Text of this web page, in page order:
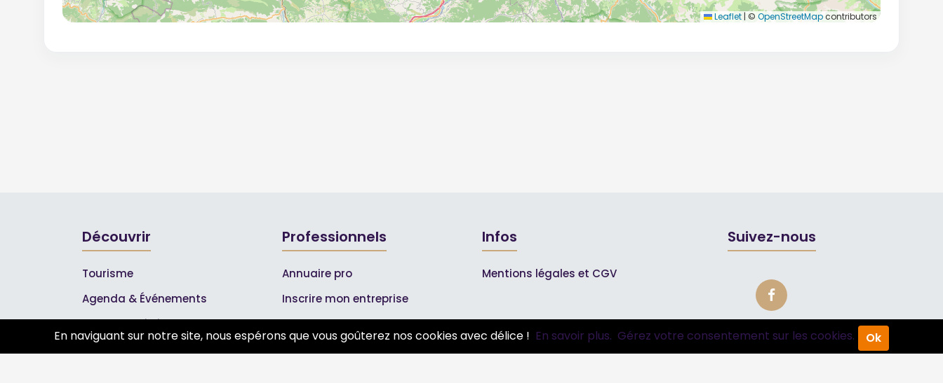
Leaflet | © OpenStreetMapcontributors
Découvrir
Tourisme
Agenda & Événements
Inscrire un événement
Professionnels
Annuaire pro
Inscrire mon entreprise
Les Abonnements Pros
Infos
Mentions légales et CGV
Suivez-nous
En naviguant sur notre site, nous espérons que vous goûterez nos cookies avec délice ! En savoir plus. Gérez votre consentement sur les cookies. Ok